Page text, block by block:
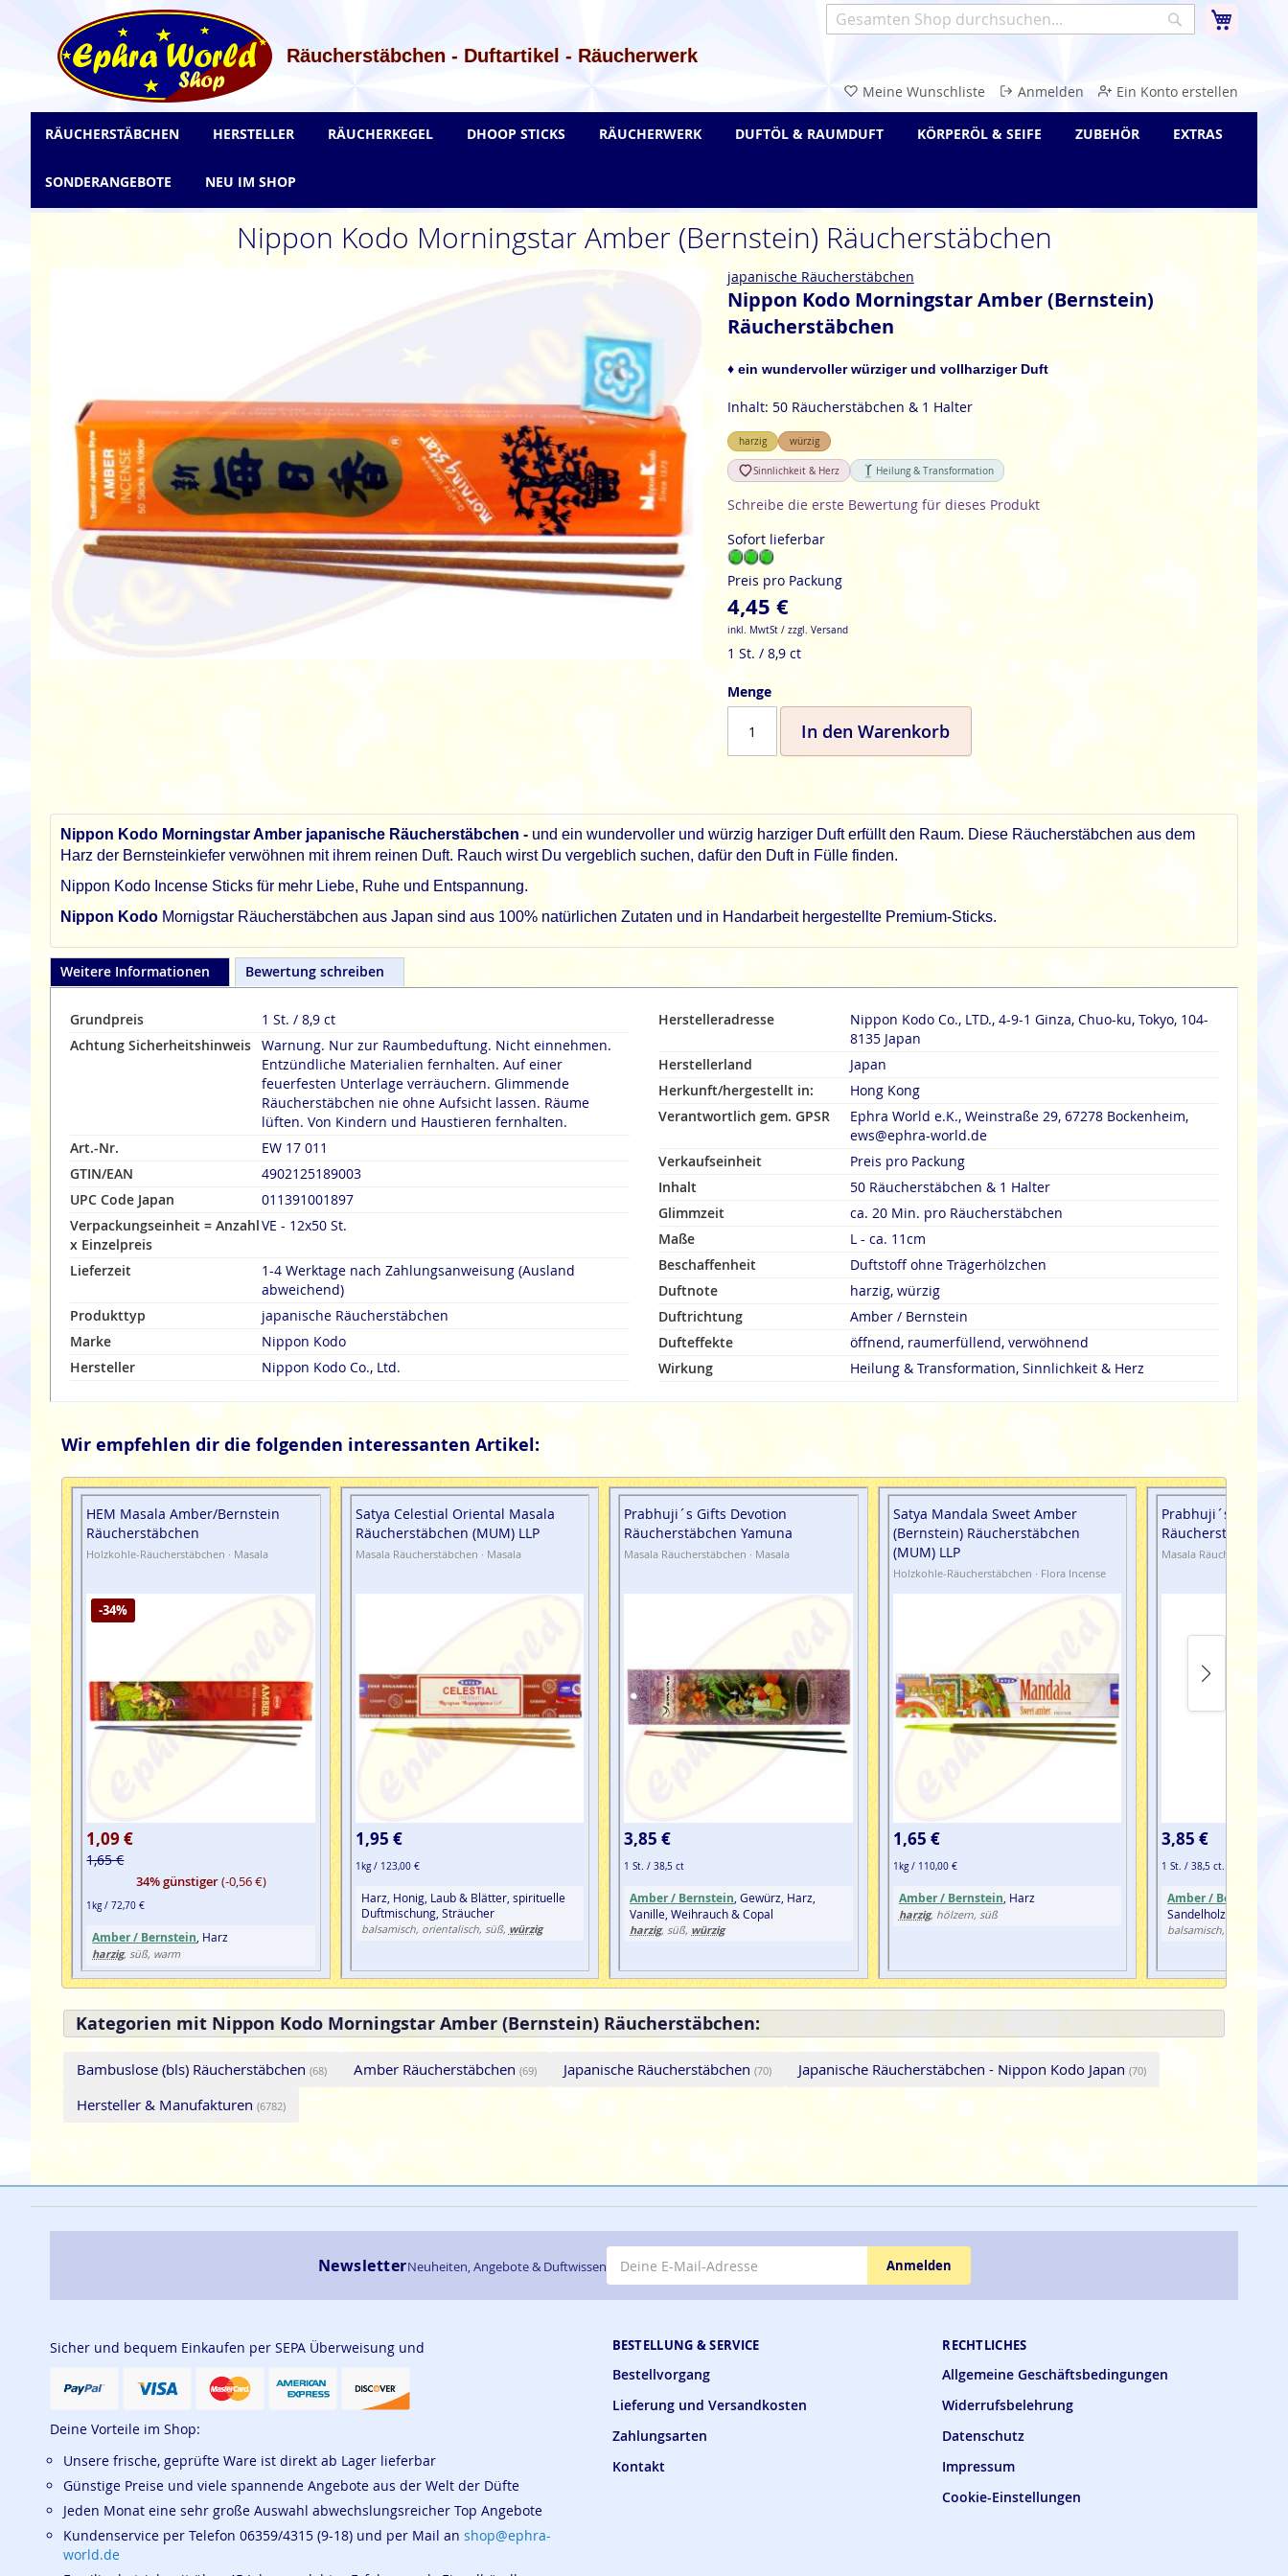
Suche
Räucherstäbchen - Duftartikel - Räucherwerk
Meine Wunschliste Anmelden Ein Konto erstellen
Inhalt
springen
Nippon Kodo Morningstar Amber (Bernstein) Räucherstäbchen
japanische Räucherstäbchen
Nippon Kodo Morningstar Amber (Bernstein)
Räucherstäbchen
♦ ein wundervoller würziger und vollharziger Duft
Inhalt: 50 Räucherstäbchen & 1 Halter
harzig würzig
Sinnlichkeit & Herz Heilung & Transformation
Schreibe die erste Bewertung für dieses Produkt
Sofort lieferbar
Preis pro Packung
4,45 €
inkl. MwtSt / zzgl. Versand
1 St. / 8,9 ct
Menge
In den Warenkorb
Nippon Kodo Morningstar Amber japanische Räucherstäbchen - und ein wundervoller und würzig harziger Duft erfüllt den Raum. Diese Räucherstäbchen aus dem
Harz der Bernsteinkiefer verwöhnen mit ihrem reinen Duft. Rauch wirst Du vergeblich suchen, dafür den Duft in Fülle finden.
Nippon Kodo Incense Sticks für mehr Liebe, Ruhe und Entspannung.
Nippon Kodo Mornigstar Räucherstäbchen aus Japan sind aus 100% natürlichen Zutaten und in Handarbeit hergestellte Premium-Sticks.
Weitere Informationen
Grundpreis
1 St. / 8,9 ct
Achtung Sicherheitshinweis Warnung. Nur zur Raumbeduftung. Nicht einnehmen.
Entzündliche Materialien fernhalten. Auf einer
feuerfesten Unterlage verräuchern. Glimmende
Räucherstäbchen nie ohne Aufsicht lassen. Räume
lüften. Von Kindern und Haustieren fernhalten.
Art.-Nr.
EW 17 011
GTIN/EAN
4902125189003
UPC Code Japan
011391001897
Verpackungseinheit = Anzahl
x Einzelpreis
VE - 12x50 St.
Lieferzeit
1-4 Werktage nach Zahlungsanweisung (Ausland
abweichend)
Produkttyp
japanische Räucherstäbchen
Marke
Nippon Kodo
Hersteller
Nippon Kodo Co., Ltd.
Herstelleradresse
Nippon Kodo Co., LTD., 4-9-1 Ginza, Chuo-ku, Tokyo, 104-
8135 Japan
Herstellerland
Japan
Herkunft/hergestellt in:
Hong Kong
Verantwortlich gem. GPSR
Ephra World e.K., Weinstraße 29, 67278 Bockenheim,
ews@ephra-world.de
Verkaufseinheit
Preis pro Packung
Inhalt
50 Räucherstäbchen & 1 Halter
Glimmzeit
ca. 20 Min. pro Räucherstäbchen
Maße
L - ca. 11cm
Beschaffenheit
Duftstoff ohne Trägerhölzchen
Duftnote
harzig, würzig
Duftrichtung
Amber / Bernstein
Dufteffekte
öffnend, raumerfüllend, verwöhnend
Wirkung
Heilung & Transformation, Sinnlichkeit & Herz
Bewertung schreiben
Wir empfehlen dir die folgenden interessanten Artikel:
HEM Masala Amber/Bernstein
Räucherstäbchen
Holzkohle-Räucherstäbchen · Masala
-34%
1,09 €
1,65 €
34% günstiger(-0,56 €)
1kg / 72,70 €
Amber / Bernstein , Harz
harzig, süß, warm
Satya Celestial Oriental Masala
Räucherstäbchen (MUM) LLP
Masala Räucherstäbchen · Masala
1,95 €
1kg / 123,00 €
Harz, Honig, Laub & Blätter, spirituelle
Duftmischung, Sträucher
balsamisch, orientalisch, süß, würzig
Prabhuji´s Gifts Devotion
Räucherstäbchen Yamuna
Masala Räucherstäbchen · Masala
3,85 €
1 St. / 38,5 ct
Amber / Bernstein , Gewürz, Harz,
Vanille, Weihrauch & Copal
harzig, süß, würzig
Satya Mandala Sweet Amber
(Bernstein) Räucherstäbchen
(MUM) LLP
Holzkohle-Räucherstäbchen · Flora Incense
1,65 €
1kg / 110,00 €
Amber / Bernstein , Harz
harzig, hölzern, süß
Prabhuji´s Gifts
Räucherstäbchen
Masala Räucherstäbchen
3,85 €
1 St. / 38,5 ct.
Amber / Bernstein
Sandelholz
balsamisch, blumig, süß
Kategorien mit Nippon Kodo Morningstar Amber (Bernstein) Räucherstäbchen:
Bambuslose (bls) Räucherstäbchen (68) Amber Räucherstäbchen (69) Japanische Räucherstäbchen (70) Japanische Räucherstäbchen - Nippon Kodo Japan (70)
Hersteller & Manufakturen (6782)
RÄUCHERSTÄBCHEN HERSTELLER RÄUCHERKEGEL DHOOP STICKS RÄUCHERWERK DUFTÖL & RAUMDUFT KÖRPERÖL & SEIFE ZUBEHÖR EXTRAS
SONDERANGEBOTE NEU IM SHOP
BESTELLUNG & SERVICE
Bestellvorgang
Lieferung und Versandkosten
Zahlungsarten
Kontakt
RECHTLICHES
Allgemeine Geschäftsbedingungen
Widerrufsbelehrung
Datenschutz
Impressum
Cookie-Einstellungen
NewsletterNeuheiten, Angebote & Duftwissen Anmelden
Sicher und bequem Einkaufen per SEPA Überweisung und
Deine Vorteile im Shop:
Unsere frische, geprüfte Ware ist direkt ab Lager lieferbar
Günstige Preise und viele spannende Angebote aus der Welt der Düfte
Jeden Monat eine sehr große Auswahl abwechslungsreicher Top Angebote
Kundenservice per Telefon 06359/4315 (9-18) und per Mail an shop@ephra-
world.de